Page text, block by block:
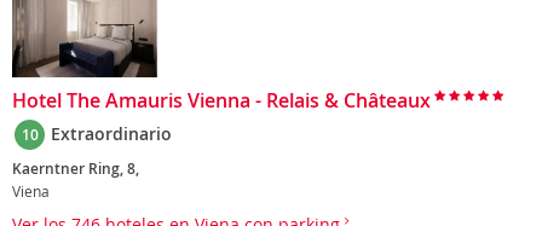
Hotel The Amauris Vienna - Relais & Châteaux
10 Extraordinario
Kaerntner Ring, 8,
Viena